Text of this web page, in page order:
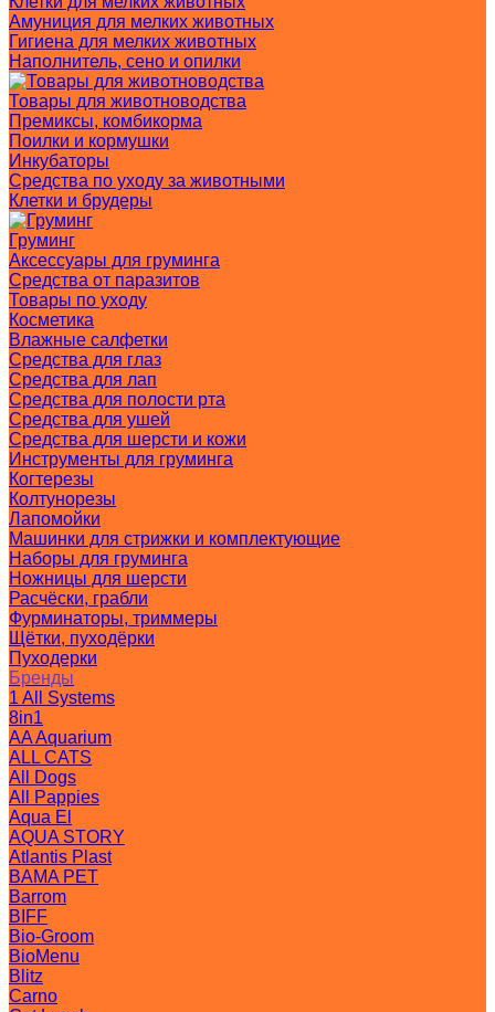
Амуниция для мелких животных
Гигиена для мелких животных
Наполнитель, сено и опилки
Товары для животноводства
Премиксы, комбикорма
Поилки и кормушки
Инкубаторы
Средства по уходу за животными
Клетки и брудеры
Груминг
Аксессуары для груминга
Средства от паразитов
Товары по уходу
Косметика
Влажные салфетки
Средства для глаз
Средства для лап
Средства для полости рта
Средства для ушей
Средства для шерсти и кожи
Инструменты для груминга
Когтерезы
Колтунорезы
Лапомойки
Машинки для стрижки и комплектующие
Наборы для груминга
Ножницы для шерсти
Расчёски, грабли
Фурминаторы, триммеры
Щётки, пуходёрки
Пуходерки
Бренды
1 All Systems
8in1
AA Aquarium
ALL CATS
All Dogs
All Pappies
Aqua El
AQUA STORY
Atlantis Plast
BAMA PET
Barrom
BIFF
Bio-Groom
BioMenu
Blitz
Carno